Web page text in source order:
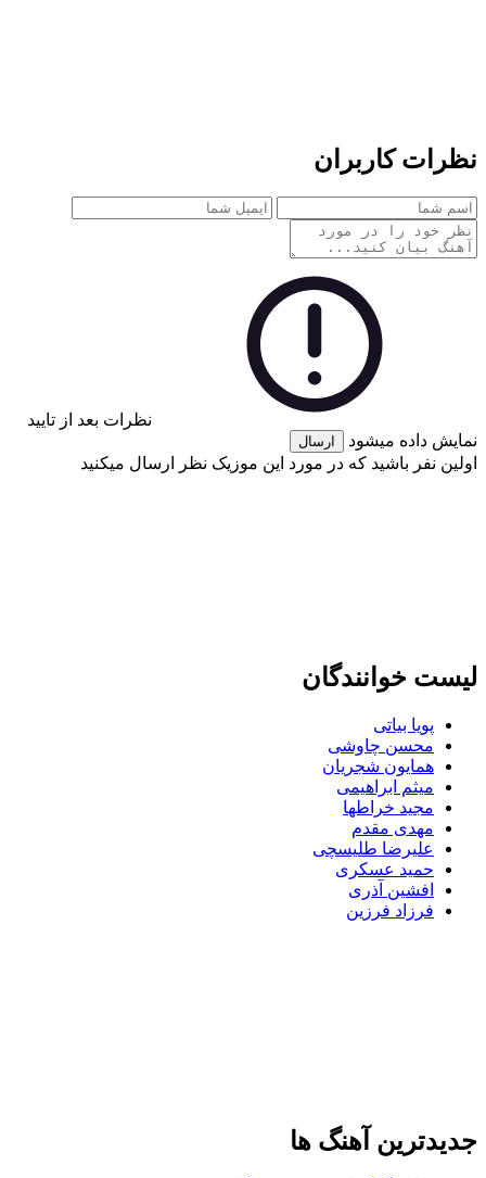
نظرات کاربران
نظرات بعد از تایید
نمایش داده میشود
ارسال
اولین نفر باشید که در مورد این موزیک نظر ارسال میکنید
لیست خوانندگان
پویا بیاتی
محسن چاوشی
همایون شجریان
میثم ابراهیمی
مجید خراطها
مهدی مقدم
علیرضا طلیسچی
حمید عسکری
افشین آذری
فرزاد فرزین
جدیدترین آهنگ ها